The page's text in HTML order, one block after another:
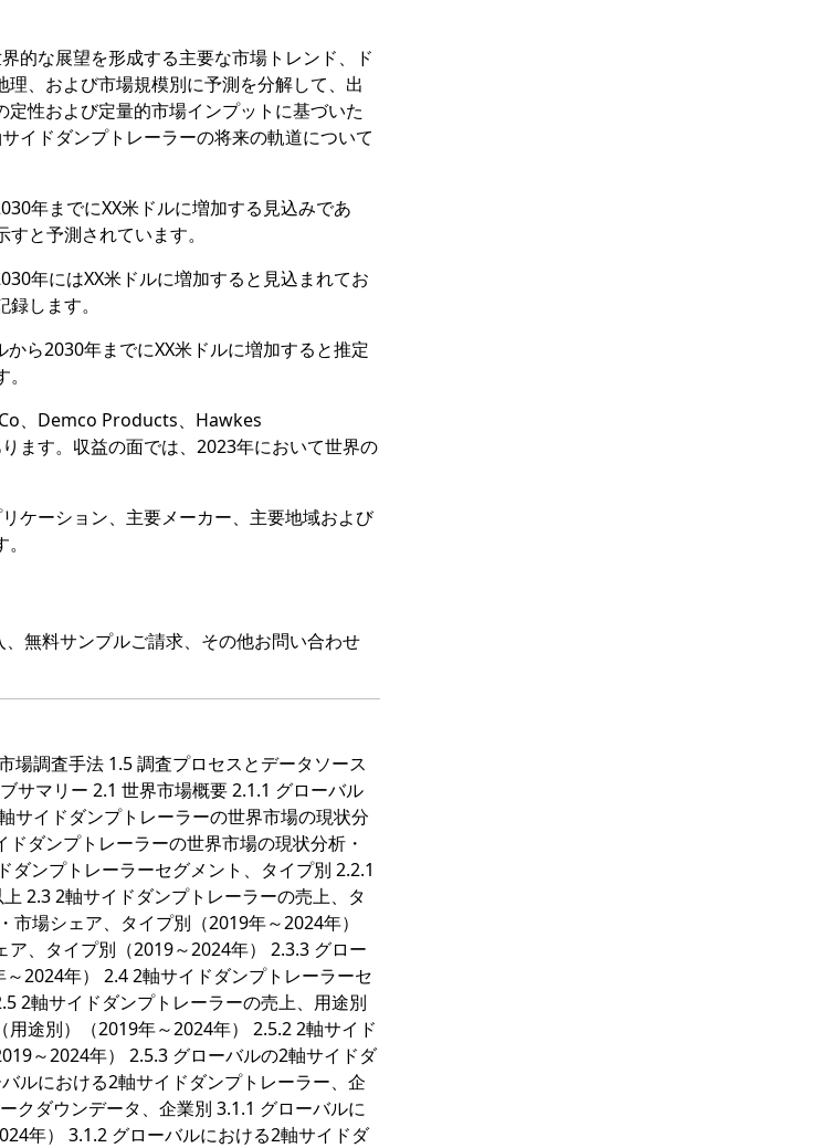
的な展望を形成する主要な市場トレンド、ド
、および市場規模別に予測を分解して、出
性および定量的市場インプットに基づいた
イドダンプトレーラーの将来の軌道について
年までにXX米ドルに増加する見込みであ
と予測されています。
年にはXX米ドルに増加すると見込まれてお
します。
ら2030年までにXX米ドルに増加すると推定
、Demco Products、Hawkes
ます。収益の面では、2023年において世界の
ケーション、主要メーカー、主要地域および
無料サンプルご請求、その他お問い合わせ
場調査手法 1.5 調査プロセスとデータソース
サマリー 2.1 世界市場概要 2.1.1 グローバル
サイドダンプトレーラーの世界市場の現状分
ダンプトレーラーの世界市場の現状分析・
ンプトレーラーセグメント、タイプ別 2.2.1
2.3 2軸サイドダンプトレーラーの売上、タ
場シェア、タイプ別（2019年～2024年）
、タイプ別（2019～2024年） 2.3.3 グロー
2024年） 2.4 2軸サイドダンプトレーラーセ
2軸サイドダンプトレーラーの売上、用途別
途別）（2019年～2024年） 2.5.2 2軸サイド
～2024年） 2.5.3 グローバルの2軸サイドダ
ルにおける2軸サイドダンプトレーラー、企
クダウンデータ、企業別 3.1.1 グローバルに
年） 3.1.2 グローバルにおける2軸サイドダ